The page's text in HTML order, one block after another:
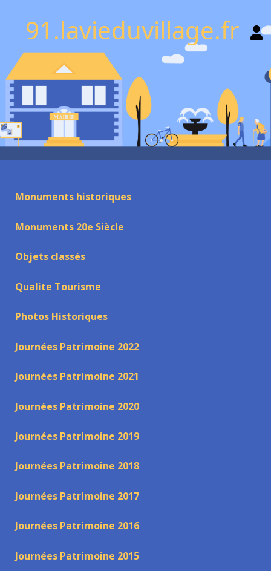
91.lavieduvillage.fr
Monuments historiques
Monuments 20e Siècle
Objets classés
Qualite Tourisme
Photos Historiques
Journées Patrimoine 2022
Journées Patrimoine 2021
Journées Patrimoine 2020
Journées Patrimoine 2019
Journées Patrimoine 2018
Journées Patrimoine 2017
Journées Patrimoine 2016
Journées Patrimoine 2015